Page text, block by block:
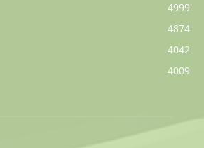
4999
4874
4042
4009